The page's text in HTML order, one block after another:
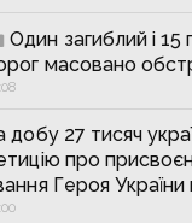
Один загиблий і
масовано
добу 27 тисяч
про
Героя